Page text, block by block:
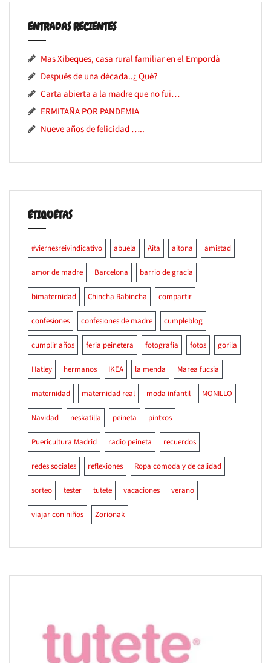
ENTRADAS RECIENTES
Mas Xibeques, casa rural familiar en el Empordà
Después de una década..¿ Qué?
Carta abierta a la madre que no fui…
ERMITAÑA POR PANDEMIA
Nueve años de felicidad …..
ETIQUETAS
#viernesreivindicativo abuela Aita aitona amistad
amor de madre Barcelona barrio de gracia
bimaternidad Chincha Rabincha compartir
confesiones confesiones de madre cumpleblog
cumplir años feria peinetera fotografia fotos gorila
Hatley hermanos IKEA la menda Marea fucsia
maternidad maternidad real moda infantil MONILLO
Navidad neskatilla peineta pintxos
Puericultura Madrid radio peineta recuerdos
redes sociales reflexiones Ropa comoda y de calidad
sorteo tester tutete vacaciones verano
viajar con niños Zorionak